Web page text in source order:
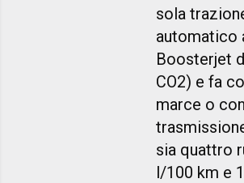
sola
automatico
Boosterjet
CO2) e fa
marce o
sia quattro
l/100 km e